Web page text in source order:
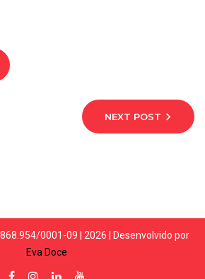
NEXT POST
0001-09 | 2026 | Desenvolvido por
Eva Doce